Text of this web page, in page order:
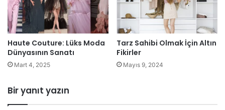
Haute Couture: Lüks Moda
Dünyasının Sanatı
Mart 4, 2025
Tarz Sahibi Olmak İçin Altın
Fikirler
Mayıs 9, 2024
Bir yanıt yazın